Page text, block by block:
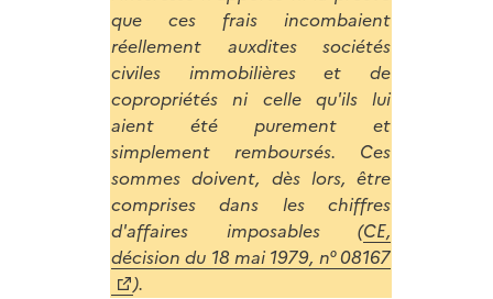
que ces frais incombaient
réellement auxdites sociétés
civiles immobilières et de
copropriétés ni celle qu'ils lui
aient été purement et
simplement remboursés. Ces
sommes doivent, dès lors, être
comprises dans les chiffres
d'affaires imposables (CE,
décision du 18 mai 1979, n° 08167
).